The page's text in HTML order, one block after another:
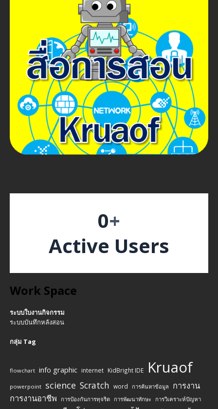
0+
Active Users
Work Space
ระบบใบงานกิจกรรม
ระบบบันทึกหลังสอน
กลุ่ม Tag
flowchart info graphic internet KidBright IDE Kruaof
powerpoint science Scratch word การค้นหาข้อมูล
การงาน
การงานอาชีพ
การป้องกันการทุจริต การพัฒนาทักษะ การวิเคราะห์ปัญหา